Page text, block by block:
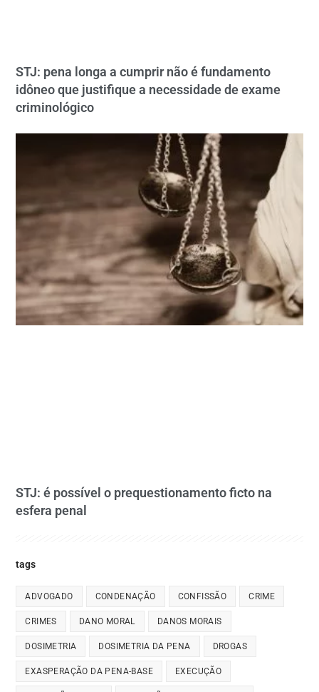
STJ: pena longa a cumprir não é fundamento
idôneo que justifique a necessidade de exame
criminológico
STJ: é possível o prequestionamento ficto na
esfera penal
tags
ADVOGADO CONDENAÇÃO CONFISSÃO CRIME
CRIMES DANO MORAL DANOS MORAIS
DOSIMETRIA DOSIMETRIA DA PENA DROGAS
EXASPERAÇÃO DA PENA-BASE EXECUÇÃO